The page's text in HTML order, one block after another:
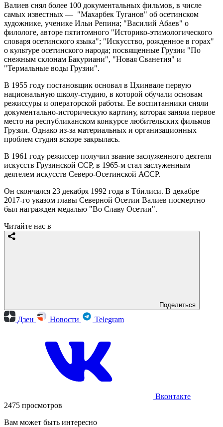
Валиев снял более 100 документальных фильмов, в числе
самых известных — "Махарбек Туганов" об осетинском
художнике, ученике Ильи Репина; "Василий Абаев" о
филологе, авторе пятитомного "Историко-этимологического
словаря осетинского языка"; "Искусство, рожденное в горах"
о культуре осетинского народа; посвященные Грузии "По
снежным склонам Бакуриани", "Новая Сванетия" и
"Термальные воды Грузии".
В 1955 году постановщик основал в Цхинвале первую
национальную школу-студию, в которой обучали основам
режиссуры и операторской работы. Ее воспитанники сняли
документально-историческую картину, которая заняла первое
место на республиканском конкурсе любительских фильмов
Грузии. Однако из-за материальных и организационных
проблем студия вскоре закрылась.
В 1961 году режиссер получил звание заслуженного деятеля
искусств Грузинской ССР, в 1965-м стал заслуженным
деятелем искусств Северо-Осетинской АССР.
Он скончался 23 декабря 1992 года в Тбилиси. В декабре
2017-го указом главы Северной Осетии Валиев посмертно
был награжден медалью "Во Славу Осетии".
Читайте нас в
Поделиться
Дзен Новости Telegram
Вконтакте
2475 просмотров
Вам может быть интересно